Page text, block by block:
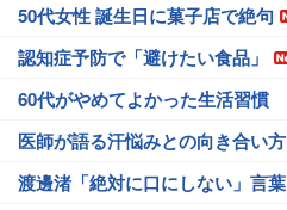
50代女性 誕生日に菓子店で絶句
認知症予防で「避けたい食品」
60代がやめてよかった生活習慣
医師が語る汗悩みとの向き合い方
渡邊渚「絶対に口にしない」言葉